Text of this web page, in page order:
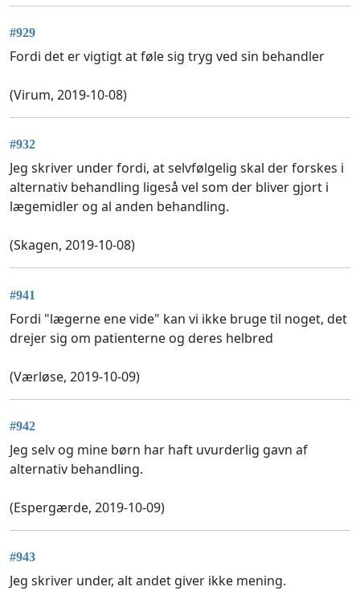
#929
Fordi det er vigtigt at føle sig tryg ved sin behandler
(Virum, 2019-10-08)
#932
Jeg skriver under fordi, at selvfølgelig skal der forskes i
alternativ behandling ligeså vel som der bliver gjort i
lægemidler og al anden behandling.
(Skagen, 2019-10-08)
#941
Fordi "lægerne ene vide" kan vi ikke bruge til noget, det
drejer sig om patienterne og deres helbred
(Værløse, 2019-10-09)
#942
Jeg selv og mine børn har haft uvurderlig gavn af
alternativ behandling.
(Espergærde, 2019-10-09)
#943
Jeg skriver under, alt andet giver ikke mening.